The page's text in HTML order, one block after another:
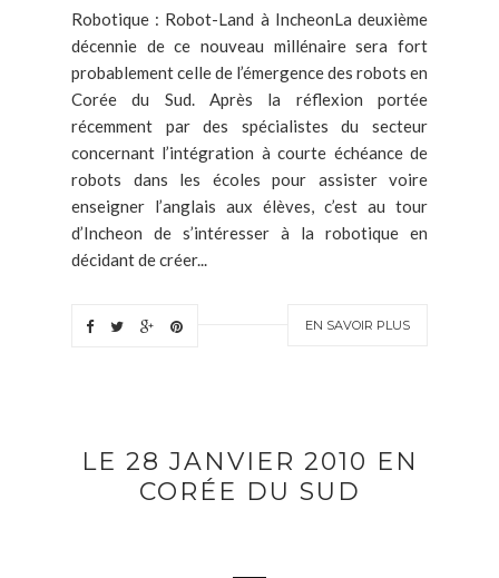
Robotique : Robot-Land à IncheonLa deuxième
décennie de ce nouveau millénaire sera fort
probablement celle de l’émergence des robots en
Corée du Sud. Après la réflexion portée
récemment par des spécialistes du secteur
concernant l’intégration à courte échéance de
robots dans les écoles pour assister voire
enseigner l’anglais aux élèves, c’est au tour
d’Incheon de s’intéresser à la robotique en
décidant de créer...
EN SAVOIR PLUS
LE 28 JANVIER 2010 EN
CORÉE DU SUD